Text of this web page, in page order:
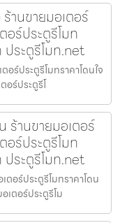
านขายมอเตอร์
อร์ประตูรีโมท
ระตูรีโมท.net
อร์ประตูรีโมทราคาโดนใจ
อร์ประตูรีโ
ร้านขายมอเตอร์
อร์ประตูรีโมท
ระตูรีโมท.net
ตอร์ประตูรีโมทราคาโดน
เตอร์ประตูรีโม